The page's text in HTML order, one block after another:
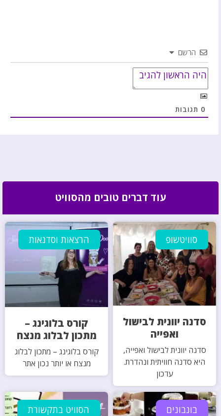
הרשם
0 תגובות
עוד דברים טובים מהסוויט
סוויטשופ
סדנה יוונית לבישול
ואפייה
סדנה יוונית לבישול ואפייה,
היא סדנה חוויתית ונהדרת.
עדכון
הרצאות וסדנאות
קורס בלוגינג –
מתכון לבלוג מנצח
קורס בלוגינג – מתכון לבלוג
מנצח או יותר נכון אתר
בונבונים הסוויט בתקשורת